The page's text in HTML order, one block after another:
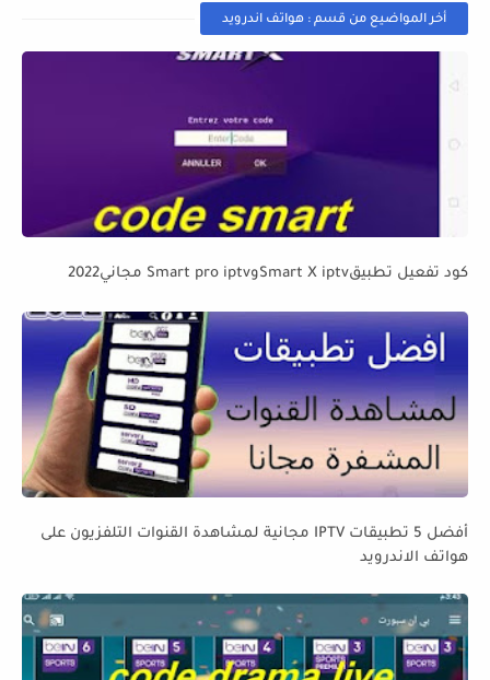
أخر المواضيع من قسم : هواتف اندرويد
كود تفعيل تطبيقSmart X iptvوSmart pro iptv مجاني2022
أفضل 5 تطبيقات IPTV مجانية لمشاهدة القنوات التلفزيون على
هواتف الاندرويد